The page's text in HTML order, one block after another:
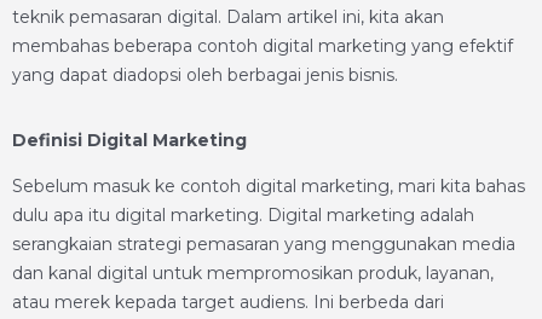
teknik pemasaran digital. Dalam artikel ini, kita akan
membahas beberapa contoh digital marketing yang efektif
yang dapat diadopsi oleh berbagai jenis bisnis.
Definisi Digital Marketing
Sebelum masuk ke contoh digital marketing, mari kita bahas
dulu apa itu digital marketing. Digital marketing adalah
serangkaian strategi pemasaran yang menggunakan media
dan kanal digital untuk mempromosikan produk, layanan,
atau merek kepada target audiens. Ini berbeda dari